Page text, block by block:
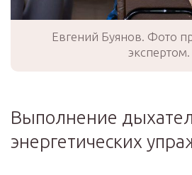
Евгений Буянов. Фото
экспертом.
Выполнение
энергетических